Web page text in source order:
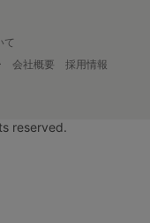
て
会社概要
採用情報
reserved.